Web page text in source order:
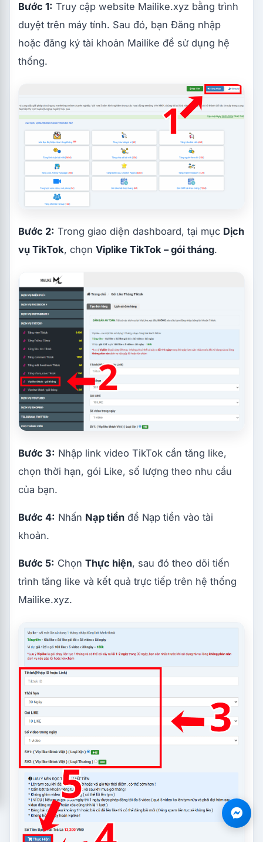
Bước 1: Truy cập website Mailike.xyz bằng trình
duyệt trên máy tính. Sau đó, bạn Đăng nhập
hoặc đăng ký tài khoản Mailike để sử dụng hệ
thống.
Bước 2: Trong giao diện dashboard, tại mục Dịch
vụ TikTok, chọn Viplike TikTok – gói tháng.
Bước 3: Nhập link video TikTok cần tăng like,
chọn thời hạn, gói Like, số lượng theo nhu cầu
của bạn.
Bước 4: Nhấn Nạp tiền để Nạp tiền vào tài
khoản.
Bước 5: Chọn Thực hiện, sau đó theo dõi tiến
trình tăng like và kết quả trực tiếp trên hệ thống
Mailike.xyz.